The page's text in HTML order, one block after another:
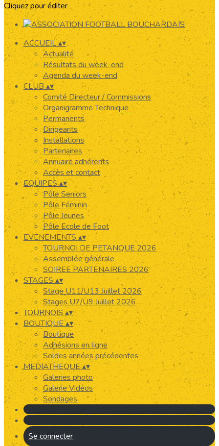
Cliquez pour éditer
ACCUEIL▴▾
Actualité
Résultats du week-end
Agenda du week-end
CLUB▴▾
Comité Directeur / Commissions
Organigramme Technique
Permanents
Dirigeants
Installations
Partenaires
Annuaire adhérents
Accès et contact
EQUIPES▴▾
Pôle Seniors
Pôle Féminin
Pôle Jeunes
Pôle Ecole de Foot
EVENEMENTS▴▾
TOURNOI DE PETANQUE 2026
Assemblée générale
SOIREE PARTENAIRES 2026
STAGES ▴▾
Stage U11/U13 Juillet 2026
Stages U7/U9 Juillet 2026
TOURNOIS▴▾
BOUTIQUE▴▾
Boutique
Adhésions en ligne
Soldes années précédentes
MEDIATHEQUE▴▾
Galeries photo
Galerie Vidéos
Sondages
Se connecter